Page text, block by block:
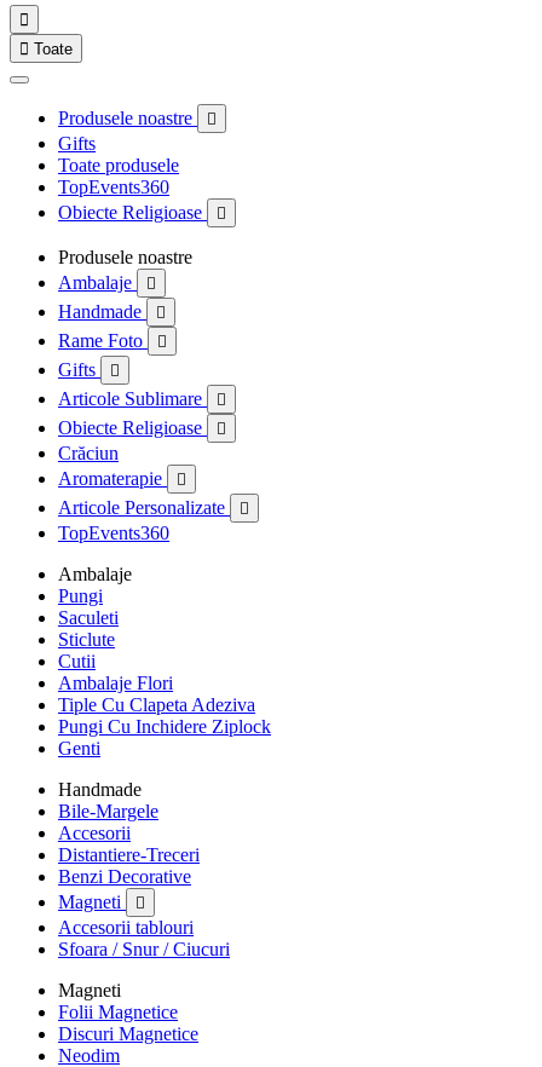

 Toate
Produsele noastre 
Gifts
Toate produsele
TopEvents360
Obiecte Religioase

Produsele noastre
Ambalaje

Handmade 
Rame Foto 
Gifts 
Articole Sublimare 
Obiecte Religioase 
Crăciun
Aromaterapie

Articole Personalizate 
TopEvents360
Ambalaje
Pungi
Saculeti
Sticlute
Cutii
Ambalaje Flori
Tiple Cu Clapeta Adeziva
Pungi Cu Inchidere Ziplock
Genti
Handmade
Bile-Margele
Accesorii
Distantiere-Treceri
Benzi Decorative
Magneti

Accesorii tablouri
Sfoara / Snur / Ciucuri
Magneti
Folii Magnetice
Discuri Magnetice
Neodim